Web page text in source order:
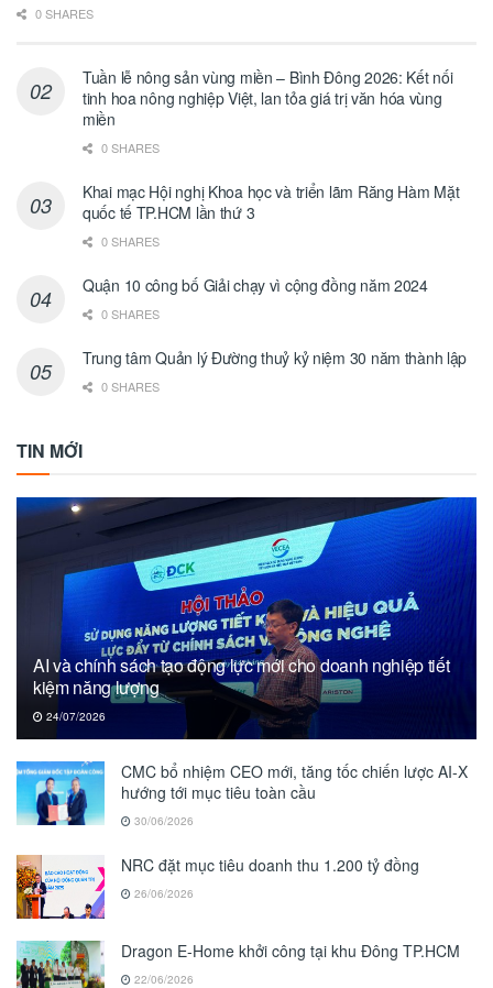
0 SHARES
Tuần lễ nông sản vùng miền – Bình Đông 2026: Kết nối
tinh hoa nông nghiệp Việt, lan tỏa giá trị văn hóa vùng
miền
0 SHARES
Khai mạc Hội nghị Khoa học và triển lãm Răng Hàm Mặt
quốc tế TP.HCM lần thứ 3
0 SHARES
Quận 10 công bố Giải chạy vì cộng đồng năm 2024
0 SHARES
Trung tâm Quản lý Đường thuỷ kỷ niệm 30 năm thành lập
0 SHARES
TIN MỚI
AI và chính sách tạo động lực mới cho doanh nghiệp tiết
kiệm năng lượng
24/07/2026
CMC bổ nhiệm CEO mới, tăng tốc chiến lược AI-X
hướng tới mục tiêu toàn cầu
30/06/2026
NRC đặt mục tiêu doanh thu 1.200 tỷ đồng
26/06/2026
Dragon E-Home khởi công tại khu Đông TP.HCM
22/06/2026